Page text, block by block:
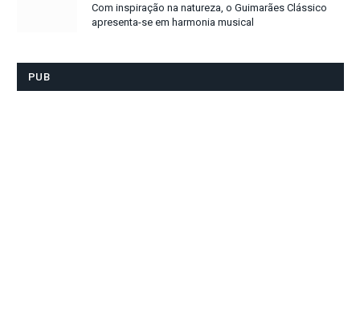
Com inspiração na natureza, o Guimarães Clássico
apresenta-se em harmonia musical
PUB